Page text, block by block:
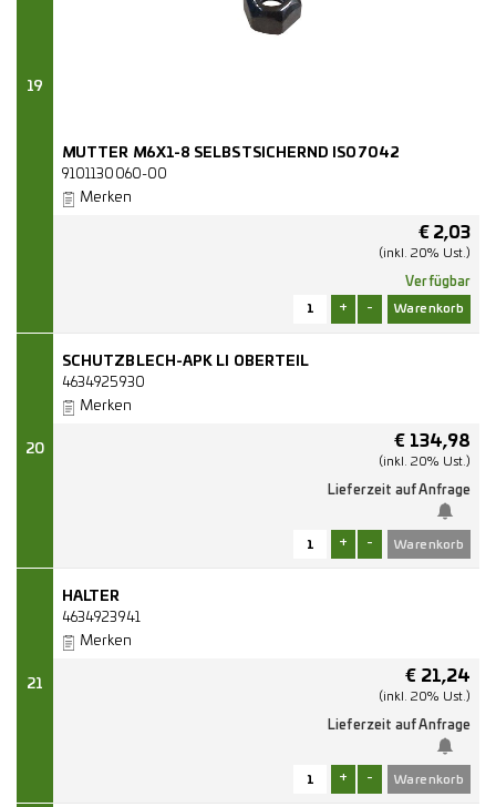
19
MUTTER M6X1-8 SELBSTSICHERND ISO7042
9101130060-00
Merken
€2,03
(inkl. 20% Ust.)
Verfügbar
+ -
20
SCHUTZBLECH-APK LI OBERTEIL
4634925930
Merken
€ 134,98
(inkl. 20% Ust.)
Lieferzeit auf Anfrage
+ -
21
HALTER
4634923941
Merken
€ 21,24
(inkl. 20% Ust.)
Lieferzeit auf Anfrage
+ -